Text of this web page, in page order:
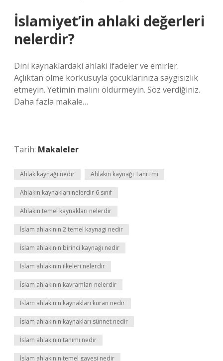
İslamiyet’in ahlaki değerleri
nelerdir?
Dini kaynaklardaki ahlaki ifadeler ve emirler.
Açlıktan ölme korkusuyla çocuklarınıza saygısızlık
etmeyin. Yetimin malını öldürmeyin. Söz verdiğiniz.
Daha fazla makale…
Tarih: Makaleler
Ahlak kaynağı nedir Ahlakın kaynağı Tanrı mı
Ahlakın kaynakları nelerdir 6 sınıf
Ahlakın temel kaynakları nelerdir
İslam ahlakinin 2 temel kaynagi nedir
İslam ahlakının birinci kaynağı nedir
İslam ahlakının ilkeleri nelerdir
İslam ahlakının kavramları nelerdir
İslam ahlakının kaynakları kuran nedir
İslam ahlakının kaynakları sünnet nedir
İslam ahlakının tanımı nedir
İslam ahlakının temel gayesi nedir